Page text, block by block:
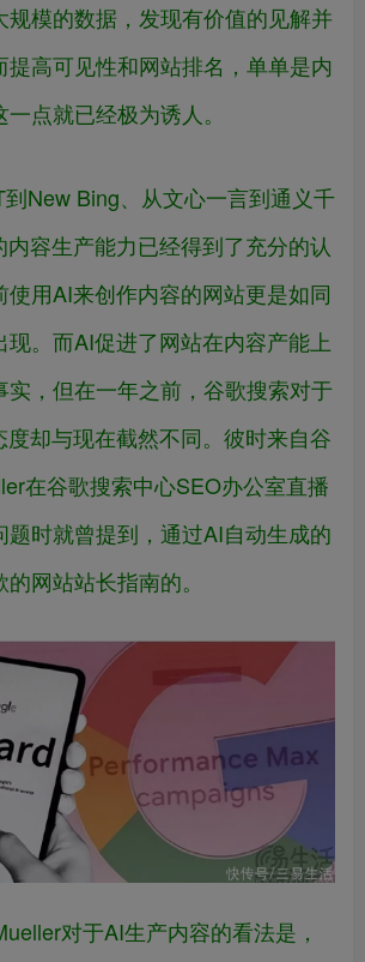
规模的数据，发现有价值的见解并
提高可见性和网站排名，单单是内
点就已经极为诱人。
New Bing、从文心一言到通义千
容生产能力已经得到了充分的认
使用AI来创作内容的网站更是如同
现。而AI促进了网站在内容产能上
实，但在一年之前，谷歌搜索对于
却与现在截然不同。彼时来自谷
在谷歌搜索中心SEO办公室直播
题时就曾提到，通过AI自动生成的
网站站长指南的。
对于AI生产内容的看法是，